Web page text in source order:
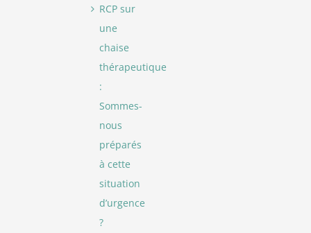
RCP sur
une
chaise
thérapeutique
:
Sommes-
nous
préparés
à cette
situation
d’urgence
?